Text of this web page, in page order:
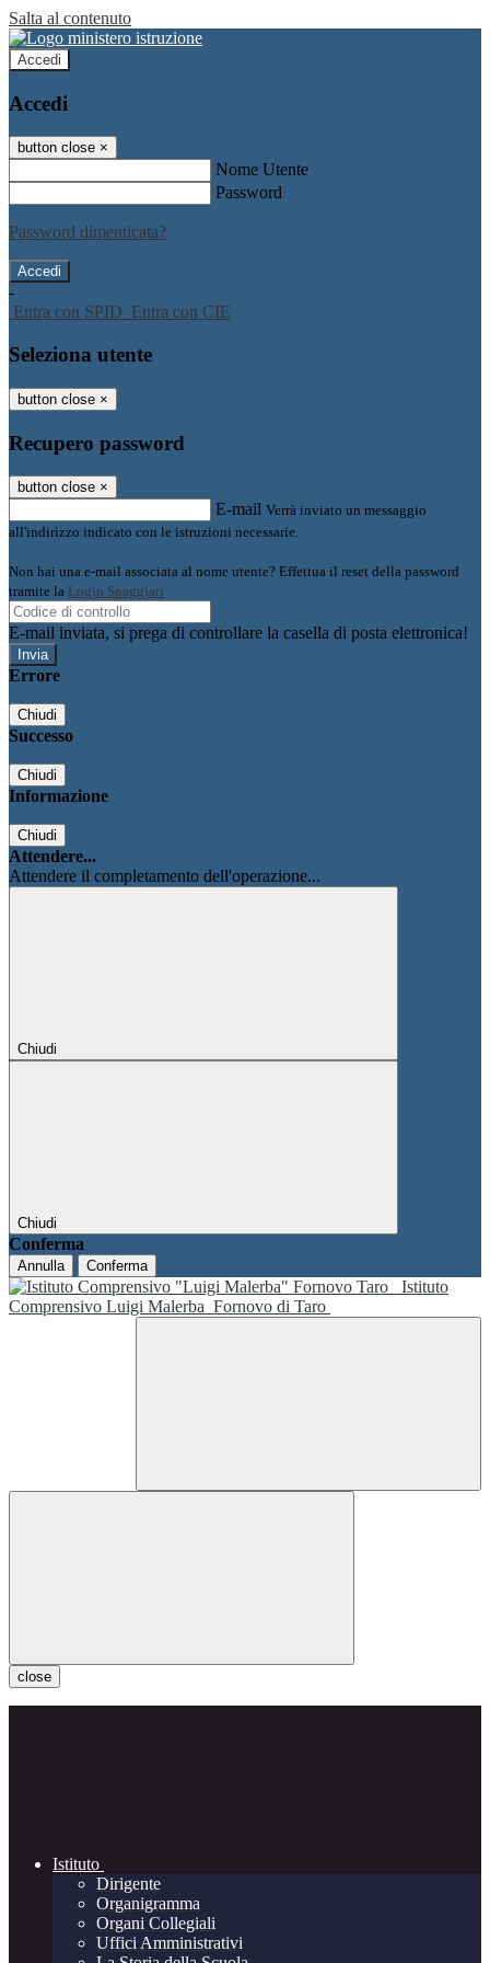
Salta al contenuto
Accedi
Accedi
button close ×
Nome Utente
Password
Password dimenticata?
-
Entra con SPID Entra con CIE
Seleziona utente
button close ×
Recupero password
button close ×
E-mail Verrà inviato un messaggio
all'indirizzo indicato con le istruzioni necessarie.
Non hai una e-mail associata al nome utente? Effettua il reset della password
tramite la Login Spaggiari
E-mail inviata, si prega di controllare la casella di posta elettronica!
Errore
Chiudi
Successo
Chiudi
Informazione
Chiudi
Attendere...
Attendere il completamento dell'operazione...
Chiudi
Chiudi
Conferma
Annulla Conferma
Istituto
Comprensivo Luigi Malerba Fornovo di Taro
close
Istituto
Dirigente
Organigramma
Organi Collegiali
Uffici Amministrativi